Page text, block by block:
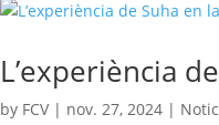
L’experiència
by FCV | nov. 27, 2024 |